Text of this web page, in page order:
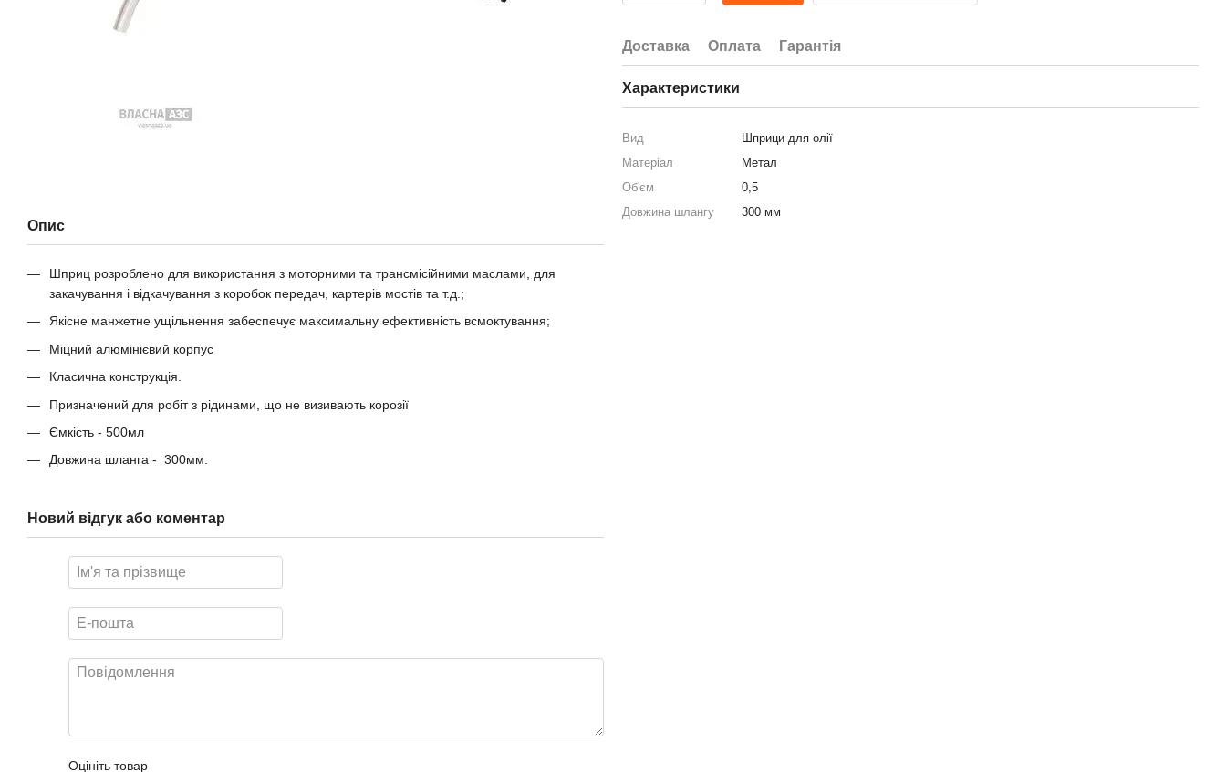
Опис
Шприц розроблено для використання з моторними та трансмісійними маслами, для
закачування і відкачування з коробок передач, картерів мостів та т.д.;
Якісне манжетне ущільнення забеспечує максимальну ефективність всмоктування;
Міцний алюмінієвий корпус
Класична конструкція.
Призначений для робіт з рідинами, що не визивають корозії
Ємкість - 500мл
Довжина шланга - 300мм.
Новий відгук або коментар
Оцініть товар
Доставка Оплата Гарантія
Характеристики
Вид
Шприци для олії
Матеріал
Метал
Об'єм
0,5
Довжина шлангу
300 мм